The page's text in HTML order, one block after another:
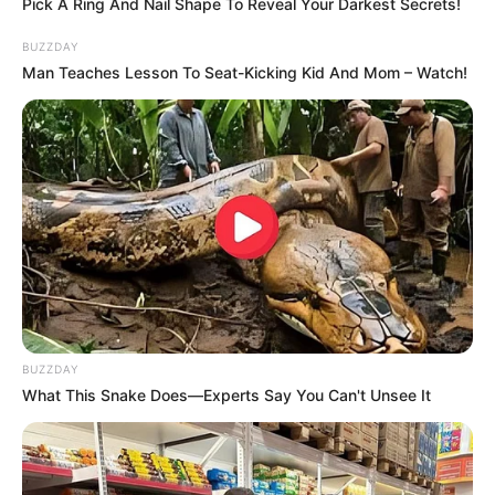
Detail
Judul: Woof & Meow – Do you Love Me? / 멍냥멍냥
Judul lain: Mongnyang Mongnyang / Calming Signal
Mongnyang Mongnyang
Genre: Romansa
Sutradara: Ahn Hye Jin
Produser: –
Pick A Ring And Nail Shape To Reveal Your Darkest Secrets!
BUZZDAY
Man Teaches Lesson To Seat-Kicking Kid And Mom – Watch!
BUZZDAY
What This Snake Does—Experts Say You Can't Unsee It